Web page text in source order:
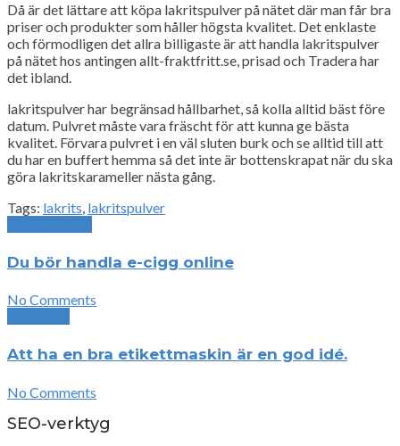
Då är det lättare att köpa lakritspulver på nätet där man får bra
priser och produkter som håller högsta kvalitet. Det enklaste
och förmodligen det allra billigaste är att handla lakritspulver
på nätet hos antingen allt-fraktfritt.se, prisad och Tradera har
det ibland.
lakritspulver har begränsad hållbarhet, så kolla alltid bäst före
datum. Pulvret måste vara fräscht för att kunna ge bästa
kvalitet. Förvara pulvret i en väl sluten burk och se alltid till att
du har en buffert hemma så det inte är bottenskrapat när du ska
göra lakritskarameller nästa gång.
Tags: lakrits, lakritspulver
Du bör handla e-cigg online
No Comments
Att ha en bra etikettmaskin är en god idé.
No Comments
SEO-verktyg